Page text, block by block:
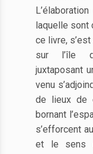
laquelle sont
ce livre,
sur l’île
juxtaposant
venu
de lieux de
bornant
s’efforcent
et le sens